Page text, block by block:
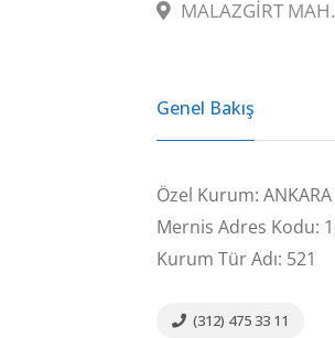
MALAZGİRT
Genel Bakış
Özel Kurum:
Mernis Adres Kodu:
Kurum Tür Adı: 521
(312) 475 33 11